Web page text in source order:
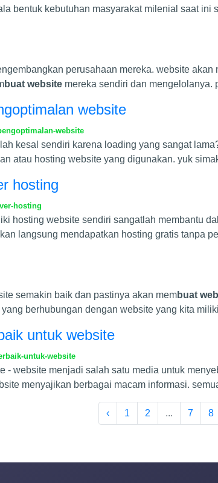
bentuk kebutuhan masyarakat milenial saat ini
perusahaan mereka. website
buat website mereka sendiri dan mengelolanya.
website
website
kesal sendiri karena loading yang sangat
atau hosting website yang digunakan. yuk
hosting
hosting
hosting website sendiri sangatlah membantu
langsung mendapatkan hosting gratis tanpa
semakin baik dan pastinya akan membuat
berhubungan dengan website yang kita
untuk website
untuk-website
- website menjadi salah satu media untuk
menyajikan berbagai macam informasi.
‹ 1 2 ... 7 8